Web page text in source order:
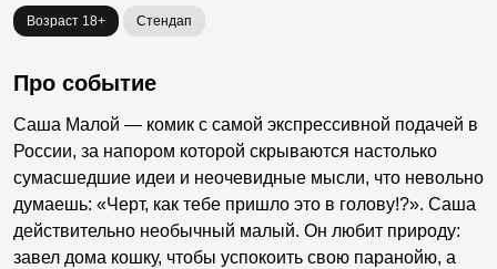
Возраст 18+ Стендап
Про событие
Саша Малой — комик с самой экспрессивной подачей в
России, за напором которой скрываются настолько
сумасшедшие идеи и неочевидные мысли, что невольно
думаешь: «Черт, как тебе пришло это в голову!?». Саша
действительно необычный малый. Он любит природу:
завел дома кошку, чтобы успокоить свою паранойю, а